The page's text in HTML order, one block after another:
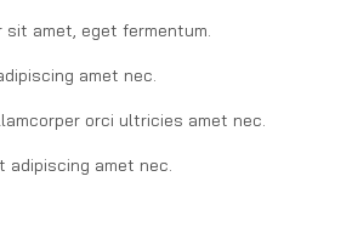
sit amet, eget fermentum.
amet nec.
orci ultricies amet nec.
adipiscing amet nec.